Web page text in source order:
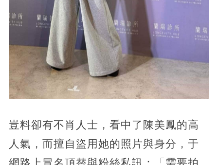
豈料卻有不肖人士，看中了陳美鳳的高
人氣，而擅自盜用她的照片與身分，于